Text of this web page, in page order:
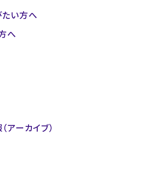
い方へ
へ
アーカイブ）